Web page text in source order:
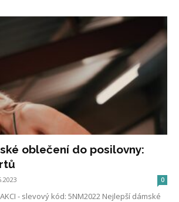
oblečení do posilovny:
0
AKCI - slevový kód: 5NM2022 Nejlepší dámské